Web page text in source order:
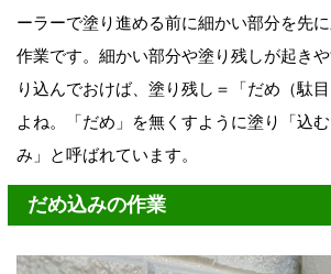
ーラーで塗り進める前に細かい部分を先
作業です。細かい部分や塗り残しが起き
り込んでおけば、塗り残し＝「だめ（駄
よね。「だめ」を無くすように塗り「込
み」と呼ばれています。
だめ込みの作業